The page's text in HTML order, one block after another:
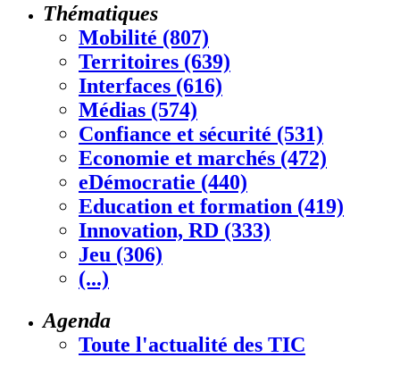
Thématiques
Mobilité (807)
Territoires (639)
Interfaces (616)
Médias (574)
Confiance et sécurité (531)
Economie et marchés (472)
eDémocratie (440)
Education et formation (419)
Innovation, RD (333)
Jeu (306)
(...)
Agenda
Toute l'actualité des TIC